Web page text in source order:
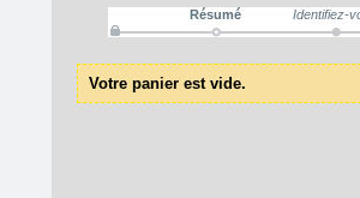
Résumé Identifiez-
Votre panier est vide.